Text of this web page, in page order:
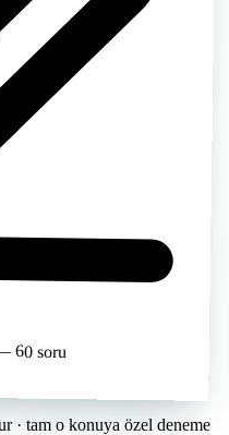
60 soru
· tam o konuya özel deneme